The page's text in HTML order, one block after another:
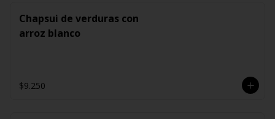
Chapsui de verduras con
arroz blanco
$9.250